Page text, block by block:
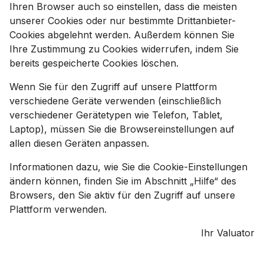
Ihren Browser auch so einstellen, dass die meisten
unserer Cookies oder nur bestimmte Drittanbieter-
Cookies abgelehnt werden. Außerdem können Sie
Ihre Zustimmung zu Cookies widerrufen, indem Sie
bereits gespeicherte Cookies löschen.
Wenn Sie für den Zugriff auf unsere Plattform
verschiedene Geräte verwenden (einschließlich
verschiedener Gerätetypen wie Telefon, Tablet,
Laptop), müssen Sie die Browsereinstellungen auf
allen diesen Geräten anpassen.
Informationen dazu, wie Sie die Cookie-Einstellungen
ändern können, finden Sie im Abschnitt „Hilfe“ des
Browsers, den Sie aktiv für den Zugriff auf unsere
Plattform verwenden.
Ihr Valuator